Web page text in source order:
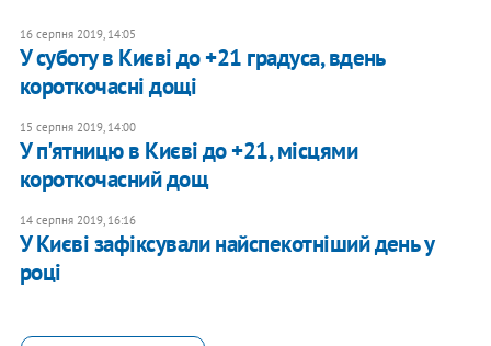
16 серпня 2019, 14:05
У суботу в Києві до +21 градуса, вдень
короткочасні дощі
15 серпня 2019, 14:00
У п'ятницю в Києві до +21, місцями
короткочасний дощ
14 серпня 2019, 16:16
У Києві зафіксували найспекотніший день у
році